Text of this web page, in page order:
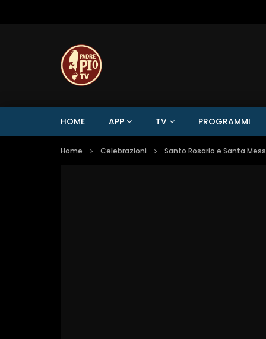
HOME APP TV PROGRAMMI
Home Celebrazioni Santo Rosario e Santa